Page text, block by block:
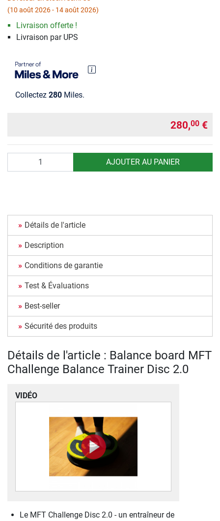
(10 août 2026 - 14 août 2026)
Livraison offerte !
Livraison par UPS
Collectez 280 Miles.
280,00 €
AJOUTER AU PANIER
Détails de l'article
Description
Conditions de garantie
Test & Évaluations
Best-seller
Sécurité des produits
Détails de l'article : Balance board MFT
Challenge Balance Trainer Disc 2.0
VIDÉO
Le MFT Challenge Disc 2.0 - un entraîneur de